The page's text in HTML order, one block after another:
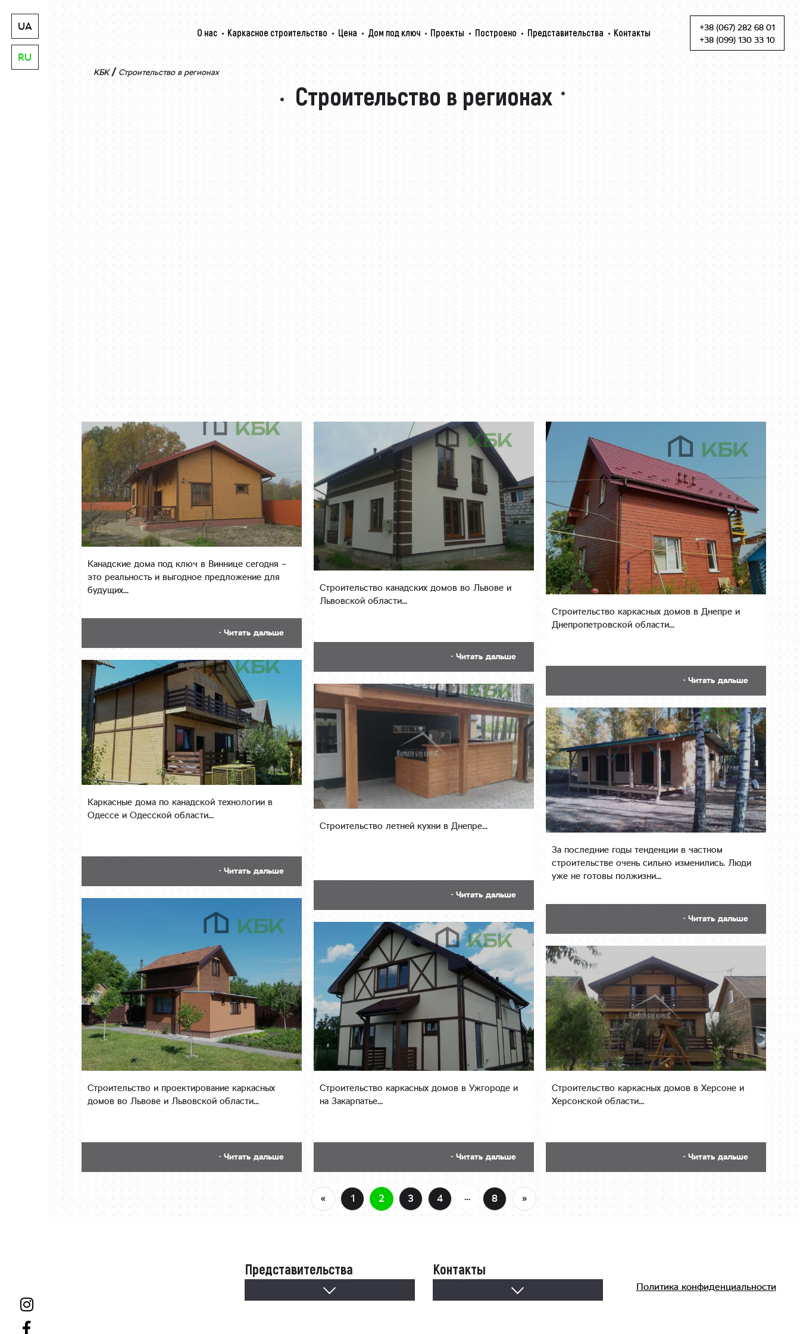
UA
RU
О нас Каркасное строительство Цена Дом под ключ Проекты Построено Представительства Контакты Skip to content
+38 (067) 282 68 01
+38 (099) 130 33 10
КБК / Строительство в регионах
Строительство в регионах
Канадские дома под ключ в Виннице сегодня –
это реальность и выгодное предложение для
будущих...
· Читать дальше
Строительство канадских домов во Львове и
Львовской области...
· Читать дальше
Строительство каркасных домов в Днепре и
Днепропетровской области...
· Читать дальше
Каркасные дома по канадской технологии в
Одессе и Одесской области...
· Читать дальше
Строительство летней кухни в Днепре...
· Читать дальше
За последние годы тенденции в частном
строительстве очень сильно изменились. Люди
уже не готовы полжизни...
· Читать дальше
Строительство и проектирование каркасных
домов во Львове и Львовской области...
· Читать дальше
Строительство каркасных домов в Ужгороде и
на Закарпатье...
· Читать дальше
Строительство каркасных домов в Херсоне и
Херсонской области...
· Читать дальше
« 1 2 3 4 … 8 »
Представительства
Представительства
Контакты
Политика конфиденциальности